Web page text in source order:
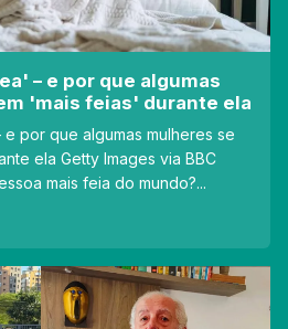
– e por que algumas
'mais feias' durante ela
por que algumas mulheres se
ela Getty Images via BBC
mais feia do mundo?...